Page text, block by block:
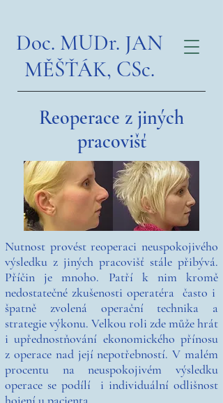
Doc. MUDr. JAN
MĚŠŤÁK, CSc.
Reoperace z jiných
pracovišť
Nutnost provést reoperaci neuspokojivého
výsledku z jiných pracovišť stále přibývá.
Příčin je mnoho. Patří k nim kromě
nedostatečné zkušenosti operatéra často i
špatně zvolená operační technika a
strategie výkonu. Velkou roli zde může hrát
i upřednostňování ekonomického přínosu
z operace nad její nepotřebností. V malém
procentu na neuspokojivém výsledku
operace se podílí i individuální odlišnost